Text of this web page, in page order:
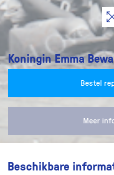
Koningin Emma
Bestel
Meer
Beschikbare